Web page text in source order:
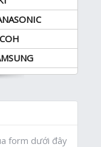
form dưới đây